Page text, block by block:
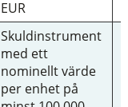
EUR
Skuldinstrument
med ett
nominellt värde
per enhet på